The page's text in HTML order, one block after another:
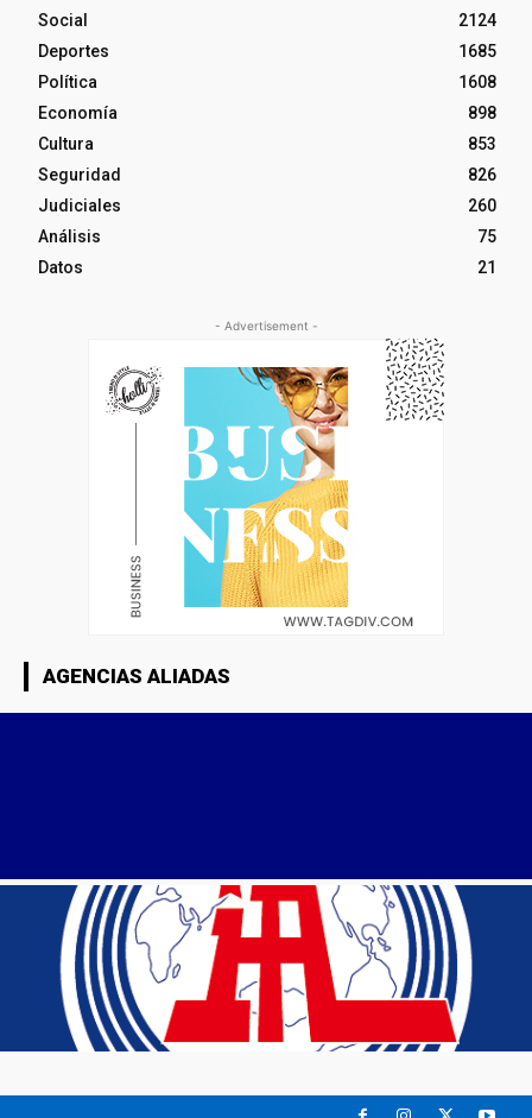
Social
2124
Deportes
1685
Política
1608
Economía
898
Cultura
853
Seguridad
826
Judiciales
260
Análisis
75
Datos
21
- Advertisement -
AGENCIAS ALIADAS